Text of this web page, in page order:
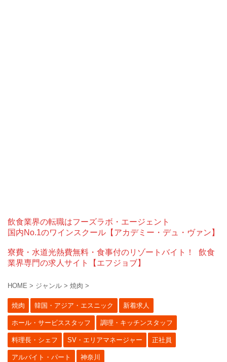
飲食業界の転職はフーズラボ・エージェント
国内No.1のワインスクール【アカデミー・デュ・ヴァン】
寮費・水道光熱費無料・食事付のリゾートバイト！
飲食
業界専門の求人サイト【エフジョブ】
HOME > ジャンル > 焼肉 >
焼肉 韓国・アジア・エスニック 新着求人
ホール・サービススタッフ 調理・キッチンスタッフ
料理長・シェフ SV・エリアマネージャー 正社員
アルバイト・パート 神奈川